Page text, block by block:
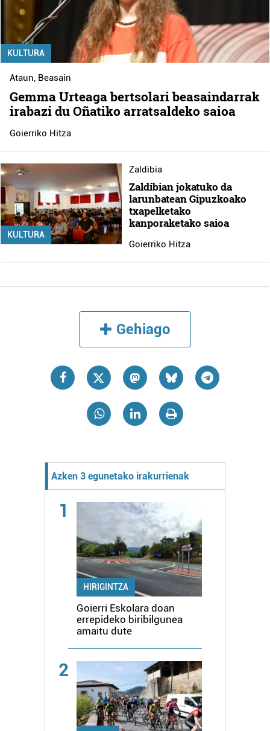
KULTURA
Ataun, Beasain
Gemma Urteaga bertsolari beasaindarrak
irabazi du Oñatiko arratsaldeko saioa
Goierriko Hitza
KULTURA
Zaldibia
Zaldibian jokatuko da
larunbatean Gipuzkoako
txapelketako
kanporaketako saioa
Goierriko Hitza
Gehiago
Azken 3 egunetako irakurrienak
1
HIRIGINTZA
Goierri Eskolara doan
errepideko biribilgunea
amaitu dute
2